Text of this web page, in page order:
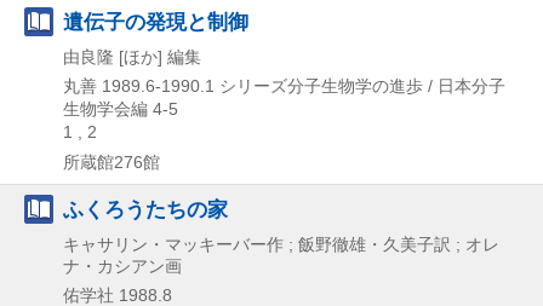
遺伝子の発現と制御
由良隆 [ほか] 編集
丸善 1989.6-1990.1 シリーズ分子生物学の進歩 / 日本分子
生物学会編 4-5
1 , 2
所蔵館276館
ふくろうたちの家
キャサリン・マッキーバー作 ; 飯野徹雄・久美子訳 ; オレ
ナ・カシアン画
佑学社 1988.8